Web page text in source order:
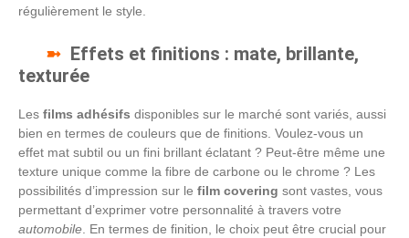
régulièrement le style.
Effets et finitions : mate, brillante,
texturée
Les films adhésifs disponibles sur le marché sont variés, aussi
bien en termes de couleurs que de finitions. Voulez-vous un
effet mat subtil ou un fini brillant éclatant ? Peut-être même une
texture unique comme la fibre de carbone ou le chrome ? Les
possibilités d’impression sur le film covering sont vastes, vous
permettant d’exprimer votre personnalité à travers votre
automobile. En termes de finition, le choix peut être crucial pour